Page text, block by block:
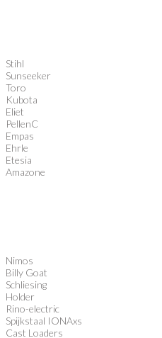
Stihl
Sunseeker
Toro
Kubota
Eliet
PellenC
Empas
Ehrle
Etesia
Amazone
Nimos
Billy Goat
Schliesing
Holder
Rino-electric
Spijkstaal IONAxs
Cast Loaders